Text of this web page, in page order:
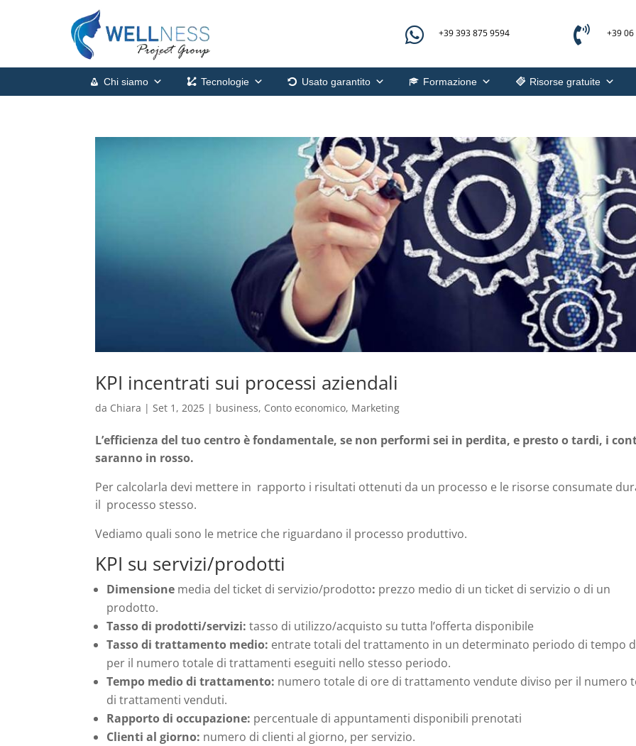
 +39 393 875 9594  +39
Chi siamo Tecnologie Usato garantito Formazione Risorse gratuite
KPI incentrati sui processi aziendali
da Chiara |Set 1, 2025 | business, Conto economico, Marketing
L’efficienza del tuo centro è fondamentale, se non performi sei in perdita, e presto o tardi, i
saranno in rosso.
Per calcolarla devi mettere in rapporto i risultati ottenuti da un processo e le risorse consumate
il processo stesso.
Vediamo quali sono le metrice che riguardano il processo produttivo.
KPI su servizi/prodotti
Dimensione media del ticket di servizio/prodotto: prezzo medio di un ticket di servizio o di un
prodotto.
Tasso di prodotti/servizi: tasso di utilizzo/acquisto su tutta l’offerta disponibile
Tasso di trattamento medio: entrate totali del trattamento in un determinato periodo di tempo
per il numero totale di trattamenti eseguiti nello stesso periodo.
Tempo medio di trattamento: numero totale di ore di trattamento vendute diviso per il numero
di trattamenti venduti.
Rapporto di occupazione: percentuale di appuntamenti disponibili prenotati
Clienti al giorno: numero di clienti al giorno, per servizio.